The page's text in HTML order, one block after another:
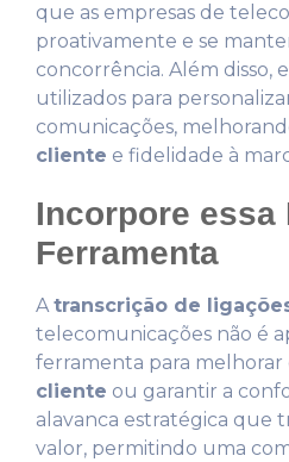
que as empresas de
proativamente e se
concorrência. Além disso,
utilizados para
comunicações,
cliente e fidelidade à
Incorpore essa
Ferramenta
Atranscrição de
telecomunicações não é
ferramenta para melhorar
cliente ou garantir a
alavanca estratégica que
valor, permitindo uma